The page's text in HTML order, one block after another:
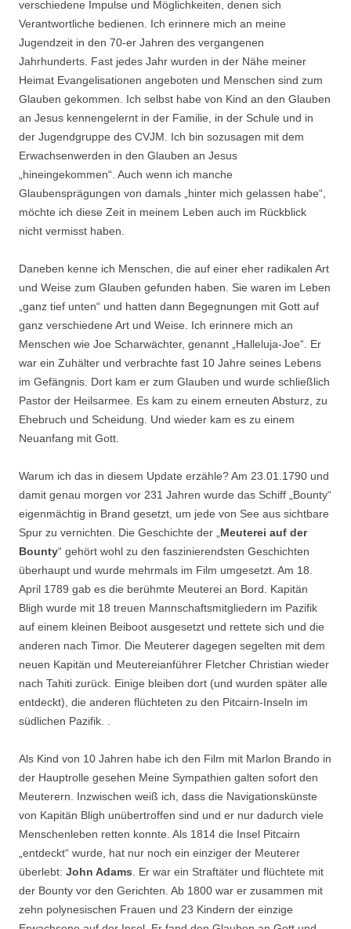
verschiedene Impulse und Möglichkeiten, denen sich
Verantwortliche bedienen. Ich erinnere mich an meine
Jugendzeit in den 70-er Jahren des vergangenen
Jahrhunderts. Fast jedes Jahr wurden in der Nähe meiner
Heimat Evangelisationen angeboten und Menschen sind zum
Glauben gekommen. Ich selbst habe von Kind an den Glauben
an Jesus kennengelernt in der Familie, in der Schule und in
der Jugendgruppe des CVJM. Ich bin sozusagen mit dem
Erwachsenwerden in den Glauben an Jesus
„hineingekommen“. Auch wenn ich manche
Glaubensprägungen von damals „hinter mich gelassen habe“,
möchte ich diese Zeit in meinem Leben auch im Rückblick
nicht vermisst haben.
Daneben kenne ich Menschen, die auf einer eher radikalen Art
und Weise zum Glauben gefunden haben. Sie waren im Leben
„ganz tief unten“ und hatten dann Begegnungen mit Gott auf
ganz verschiedene Art und Weise. Ich erinnere mich an
Menschen wie Joe Scharwächter, genannt „Halleluja-Joe“. Er
war ein Zuhälter und verbrachte fast 10 Jahre seines Lebens
im Gefängnis. Dort kam er zum Glauben und wurde schließlich
Pastor der Heilsarmee. Es kam zu einem erneuten Absturz, zu
Ehebruch und Scheidung. Und wieder kam es zu einem
Neuanfang mit Gott.
Warum ich das in diesem Update erzähle?Am 23.01.1790 und
damit genau morgen vor 231 Jahren wurde das Schiff „Bounty“
eigenmächtig in Brand gesetzt, um jede von See aus sichtbare
Spur zu vernichten. Die Geschichte der „Meuterei auf der
Bounty“ gehört wohl zu den faszinierendsten Geschichten
überhaupt und wurde mehrmals im Film umgesetzt. Am 18.
April 1789 gab es die berühmte Meuterei an Bord. Kapitän
Bligh wurde mit 18 treuen Mannschaftsmitgliedern im Pazifik
auf einem kleinen Beiboot ausgesetzt und rettete sich und die
anderen nach Timor. Die Meuterer dagegen segelten mit dem
neuen Kapitän und Meutereianführer Fletcher Christian wieder
nach Tahiti zurück. Einige bleiben dort (und wurden später alle
entdeckt), die anderen flüchteten zu den Pitcairn-Inseln im
südlichen Pazifik. .
Als Kind von 10 Jahren habe ich den Film mit Marlon Brando in
der Hauptrolle gesehen Meine Sympathien galten sofort den
Meuterern. Inzwischen weiß ich, dass die Navigationskünste
von Kapitän Bligh unübertroffen sind und er nur dadurch viele
Menschenleben retten konnte. Als 1814 die Insel Pitcairn
„entdeckt“ wurde, hat nur noch ein einziger der Meuterer
überlebt: John Adams. Er war ein Straftäter und flüchtete mit
der Bounty vor den Gerichten. Ab 1800 war er zusammen mit
zehn polynesischen Frauen und 23 Kindern der einzige